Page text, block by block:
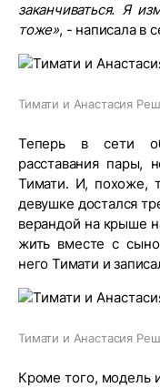
заканчиваться. Я
тоже», - написала в
Тимати и Анастасия
Теперь в сети
расставания пары,
Тимати. И, похоже,
девушке достался
верандой на крыше
жить вместе с
него Тимати и
Тимати и Анастасия
Кроме того, модель